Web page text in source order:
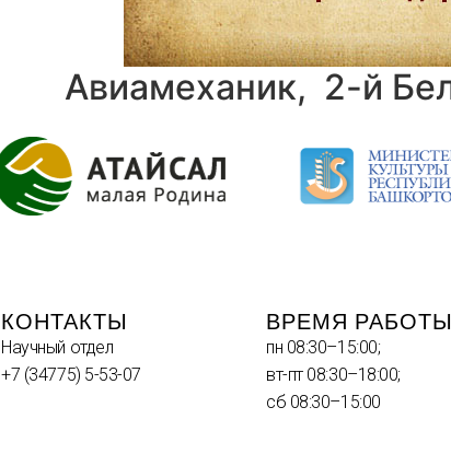
Авиамеханик, 2-й
КОНТАКТЫ
Научный отдел
+7 (34775) 5-53-07
ВРЕМЯ РАБОТЫ
пн 08:30–15:00;
вт-пт 08:30–18:00;
сб 08:30–15:00